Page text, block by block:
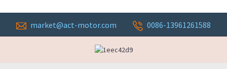
market@act-motor.com 0086-13961261588